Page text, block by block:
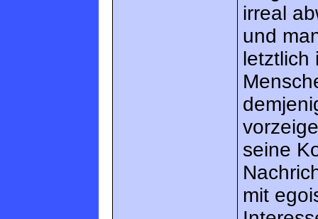
irreal
und
letztlich
seine
mit